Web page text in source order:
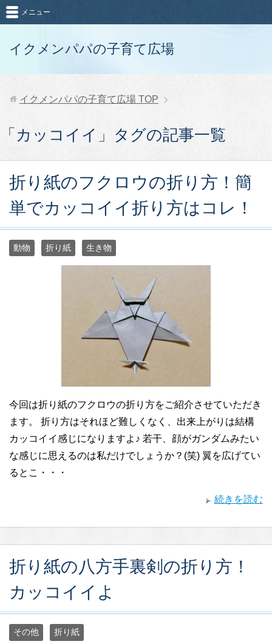
イクメンパパの子育て広場
メニュー
イクメンパパの子育て広場 TOP
「カッコイイ」タグの記事一覧
折り紙のフクロウの折り方！簡
単でカッコイイ折り方はコレ！
動物 折り紙 生き物
今回は折り紙のフクロウの折り方をご紹介させていただき
ます。 折り方はそれほど難しくなく、出来上がりは結構
カッコイイ感じになりますよ♪ 若干、顔がガンダムみたい
な感じに思えるのは私だけでしょうか？(笑) 翼を広げてい
るとこ・・・
続きを読む
折り紙の八方手裏剣の折り方！
カッコイイよ
その他 折り紙